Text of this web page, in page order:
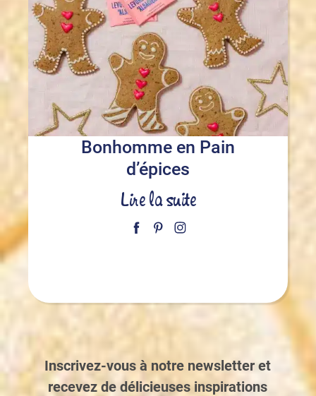
Bonhomme en Pain
d’épices
Lire la suite
Inscrivez-vous à notre newsletter et
recevez de délicieuses inspirations